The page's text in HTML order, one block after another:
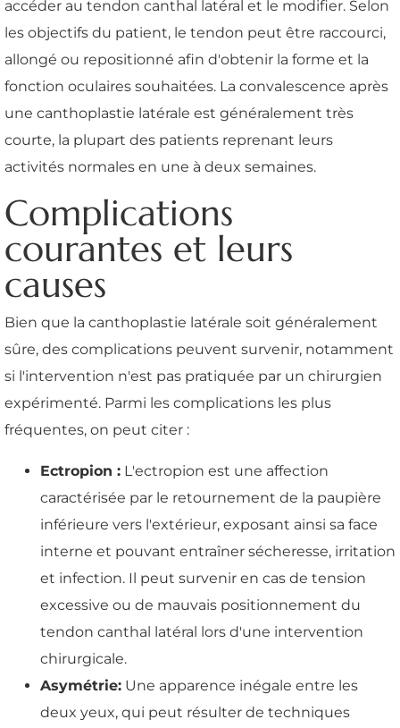
accéder au tendon canthal latéral et le modifier. Selon
les objectifs du patient, le tendon peut être raccourci,
allongé ou repositionné afin d'obtenir la forme et la
fonction oculaires souhaitées. La convalescence après
une canthoplastie latérale est généralement très
courte, la plupart des patients reprenant leurs
activités normales en une à deux semaines.
Complications
courantes et leurs
causes
Bien que la canthoplastie latérale soit généralement
sûre, des complications peuvent survenir, notamment
si l'intervention n'est pas pratiquée par un chirurgien
expérimenté. Parmi les complications les plus
fréquentes, on peut citer :
Ectropion : L'ectropion est une affection
caractérisée par le retournement de la paupière
inférieure vers l'extérieur, exposant ainsi sa face
interne et pouvant entraîner sécheresse, irritation
et infection. Il peut survenir en cas de tension
excessive ou de mauvais positionnement du
tendon canthal latéral lors d'une intervention
chirurgicale.
Asymétrie: Une apparence inégale entre les
deux yeux, qui peut résulter de techniques